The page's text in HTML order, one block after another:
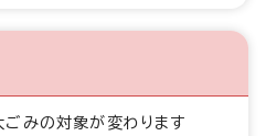
みの対象が変わります